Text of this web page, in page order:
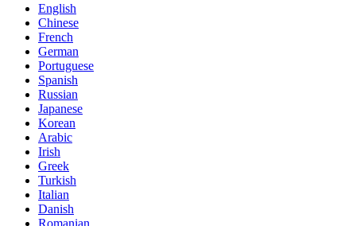
English
Chinese
French
German
Portuguese
Spanish
Russian
Japanese
Korean
Arabic
Irish
Greek
Turkish
Italian
Danish
Romanian